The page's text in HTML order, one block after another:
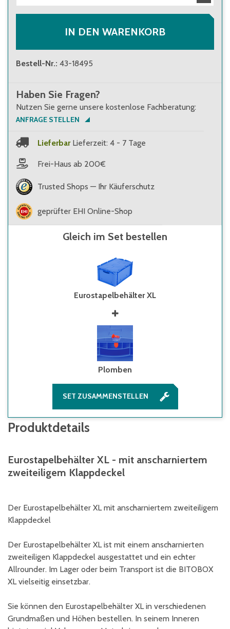
IN DEN WARENKORB
Bestell-Nr.: 43-18495
Haben Sie Fragen?
Nutzen Sie gerne unsere kostenlose Fachberatung:
ANFRAGE STELLEN
Lieferbar Lieferzeit: 4 - 7 Tage
Frei-Haus ab 200€
Trusted Shops — Ihr Käuferschutz
geprüfter EHI Online-Shop
Gleich im Set bestellen
Eurostapelbehälter XL
Plomben
SET ZUSAMMENSTELLEN
Produktdetails
Eurostapelbehälter XL - mit anscharniertem
zweiteiligem Klappdeckel
Der Eurostapelbehälter XL mit anscharniertem zweiteiligem
Klappdeckel
Der Eurostapelbehälter XL ist mit einem anscharnierten
zweiteiligen Klappdeckel ausgestattet und ein echter
Allrounder. Im Lager oder beim Transport ist die BITOBOX
XL vielseitig einsetzbar.
Sie können den Eurostapelbehälter XL in verschiedenen
Grundmaßen und Höhen bestellen. In seinem Inneren